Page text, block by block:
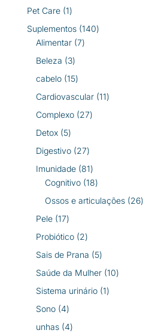
produto
Pet Care 11
produto
Suplementos 140140
Alimentar 77
Beleza 33
produtos
cabelo 1515
produtos
Cardiovascular 1111
Complexo 2727
Detox 55
produtos
Digestivo 2727
produtos
Imunidade 8181
produtos
Cognitivo 1818
produtos
Ossos e articulações 2626
Pele 1717
produtos
Probiótico 22
produtos
Sais de Prana 55
produtos
Saúde da Mulher 1010
Sistema urinário 11
Sono 44
produtos
unhas 44